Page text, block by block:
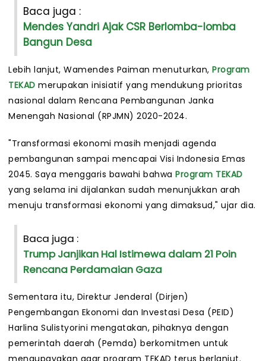
Baca juga :
Mendes Yandri Ajak CSR Berlomba-lomba
Bangun Desa
Lebih lanjut, Wamendes Paiman menuturkan, Program
TEKAD merupakan inisiatif yang mendukung prioritas
nasional dalam Rencana Pembangunan Janka
Menengah Nasional (RPJMN) 2020-2024.
"Transformasi ekonomi masih menjadi agenda
pembangunan sampai mencapai Visi Indonesia Emas
2045. Saya menggaris bawahi bahwa Program TEKAD
yang selama ini dijalankan sudah menunjukkan arah
menuju transformasi ekonomi yang dimaksud," ujar dia.
Baca juga :
Trump Janjikan Hal Istimewa dalam 21 Poin
Rencana Perdamaian Gaza
Sementara itu, Direktur Jenderal (Dirjen)
Pengembangan Ekonomi dan Investasi Desa (PEID)
Harlina Sulistyorini mengatakan, pihaknya dengan
pemerintah daerah (Pemda) berkomitmen untuk